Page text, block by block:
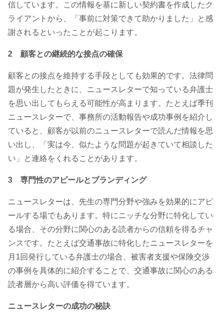
信しています。この情報を基に新しい契約書を作成したク
ライアントから、「事前に対策できて助かりました」と感
謝されるといったことが起こります。
2 顧客との継続的な接点の確保
顧客との接点を維持する手段としても効果的です。法律問
題が発生したときに、ニュースレターで知っている弁護士
を思い出してもらえる可能性が高まります。たとえば季刊
ニュースレターで、事務所の活動報告や成功事例を紹介し
ていると、顧客が以前のニュースレターで読んだ情報を思
い出し、「実は今、似たような問題が起きていて相談した
い」と連絡をくれることがあります。
3 専門性のアピールとブランディング
ニュースレターは、先生の専門分野や強みを効果的にアピ
ールする場でもあります。特にニッチな分野に特化してい
る場合、その分野に関心のある読者からの信頼を得るチャ
ンスです。たとえば交通事故に特化したニュースレターを
月1回発行している弁護士の場合、被害者支援や保険交渉
の事例を具体的に紹介することで、交通事故に関心のある
読者層から高い評価を得ています。
ニュースレターの成功の秘訣